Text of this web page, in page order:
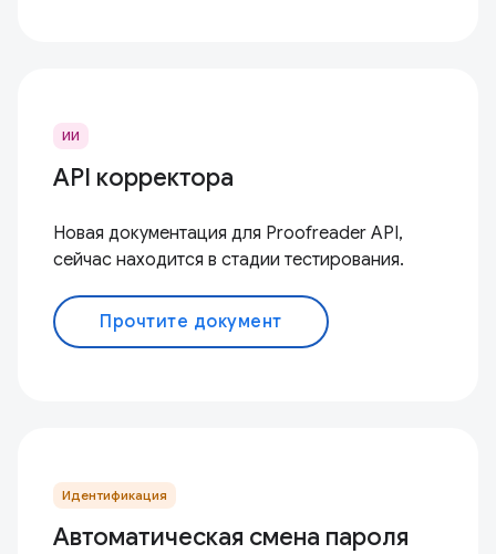
ИИ
API корректора
Новая документация для Proofreader API,
сейчас находится в стадии тестирования.
Прочтите документ
Идентификация
Автоматическая смена пароля